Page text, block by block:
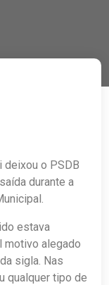
deixou o PSDB
durante a
estava
motivo alegado
sigla. Nas
qualquer tipo de